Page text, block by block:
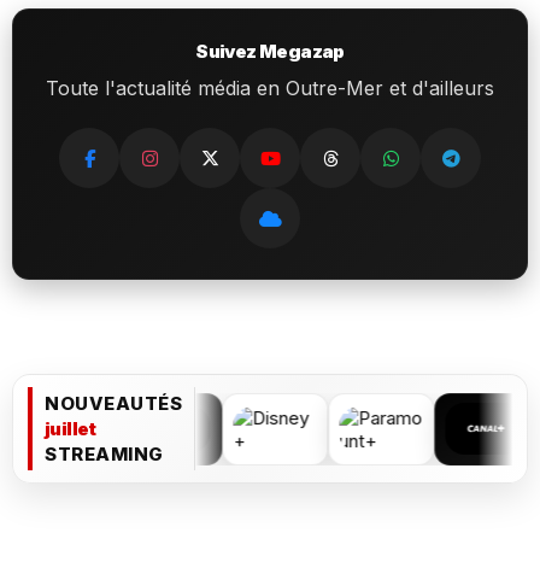
Suivez Megazap
Toute l'actualité média en Outre-Mer et d'ailleurs
NOUVEAUTÉS
juillet
STREAMING